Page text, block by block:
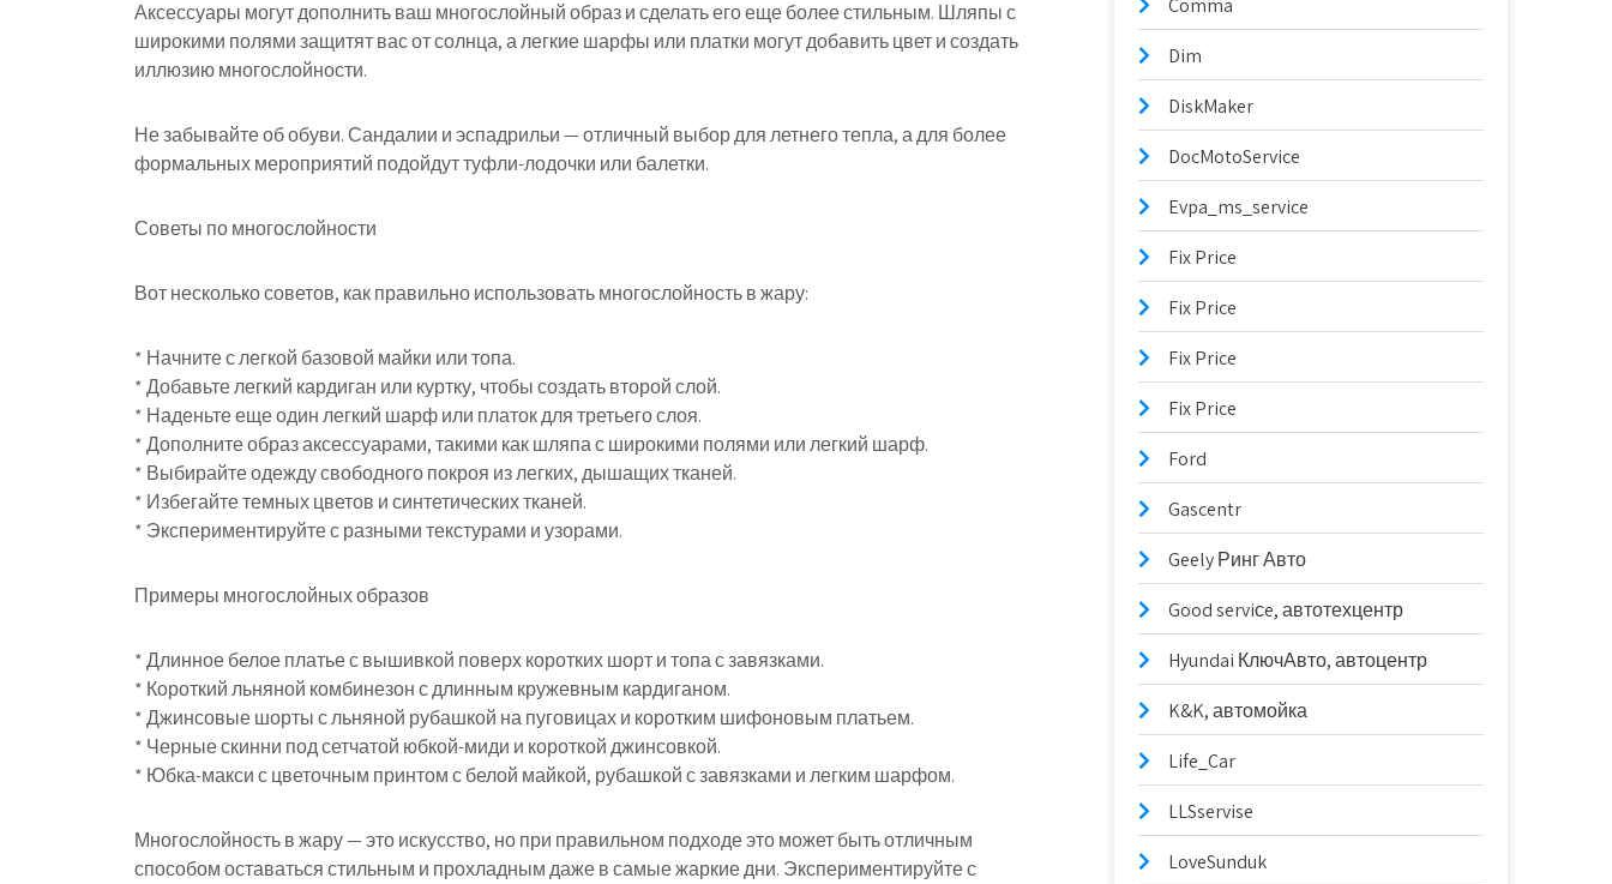
Аксессуары могут дополнить ваш многослойный образ и сделать его еще более стильным. Шляпы с
широкими полями защитят вас от солнца, а легкие шарфы или платки могут добавить цвет и создать
иллюзию многослойности.
Не забывайте об обуви. Сандалии и эспадрильи — отличный выбор для летнего тепла, а для более
формальных мероприятий подойдут туфли-лодочки или балетки.
Советы по многослойности
Вот несколько советов, как правильно использовать многослойность в жару:
* Начните с легкой базовой майки или топа.
* Добавьте легкий кардиган или куртку, чтобы создать второй слой.
* Наденьте еще один легкий шарф или платок для третьего слоя.
* Дополните образ аксессуарами, такими как шляпа с широкими полями или легкий шарф.
* Выбирайте одежду свободного покроя из легких, дышащих тканей.
* Избегайте темных цветов и синтетических тканей.
* Экспериментируйте с разными текстурами и узорами.
Примеры многослойных образов
* Длинное белое платье с вышивкой поверх коротких шорт и топа с завязками.
* Короткий льняной комбинезон с длинным кружевным кардиганом.
* Джинсовые шорты с льняной рубашкой на пуговицах и коротким шифоновым платьем.
* Черные скинни под сетчатой юбкой-миди и короткой джинсовкой.
* Юбка-макси с цветочным принтом с белой майкой, рубашкой с завязками и легким шарфом.
Многослойность в жару — это искусство, но при правильном подходе это может быть отличным
способом оставаться стильным и прохладным даже в самые жаркие дни. Экспериментируйте с
Comma
Dim
DiskMaker
DocMotoService
Evpa_ms_service
Fix Price
Fix Price
Fix Price
Fix Price
Ford
Gascentr
Geely Ринг Авто
Good serviсe, автотехцентр
Hyundai КлючАвто, автоцентр
K&K, автомойка
Life_Car
LLSservise
LoveSunduk